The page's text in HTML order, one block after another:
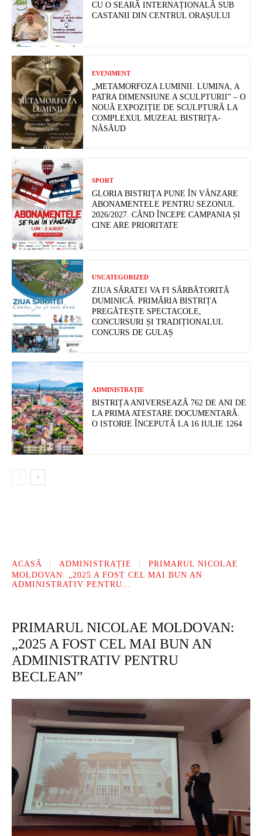
CU O SEARĂ INTERNAȚIONALĂ SUB
CASTANII DIN CENTRUL ORAȘULUI
EVENIMENT
„METAMORFOZA LUMINII. LUMINA, A
PATRA DIMENSIUNE A SCULPTURII” – O
NOUĂ EXPOZIȚIE DE SCULPTURĂ LA
COMPLEXUL MUZEAL BISTRIȚA-
NĂSĂUD
SPORT
GLORIA BISTRIȚA PUNE ÎN VÂNZARE
ABONAMENTELE PENTRU SEZONUL
2026/2027. CÂND ÎNCEPE CAMPANIA ȘI
CINE ARE PRIORITATE
UNCATEGORIZED
ZIUA SĂRATEI VA FI SĂRBĂTORITĂ
DUMINICĂ. PRIMĂRIA BISTRIȚA
PREGĂTEȘTE SPECTACOLE,
CONCURSURI ȘI TRADIȚIONALUL
CONCURS DE GULAȘ
ADMINISTRAȚIE
BISTRIȚA ANIVERSEAZĂ 762 DE ANI DE
LA PRIMA ATESTARE DOCUMENTARĂ.
O ISTORIE ÎNCEPUTĂ LA 16 IULIE 1264